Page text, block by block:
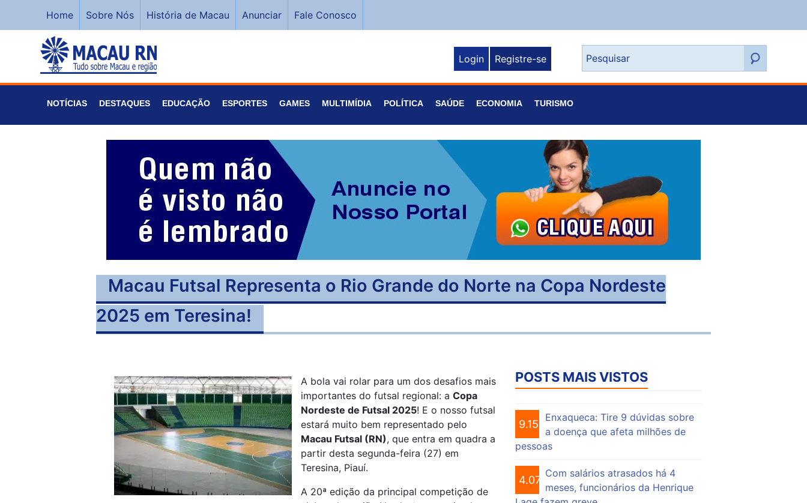
Home Sobre Nós História de Macau Anunciar Fale Conosco
Login Registre-se
NOTÍCIAS DESTAQUES EDUCAÇÃO ESPORTES GAMES MULTIMÍDIA POLÍTICA SAÚDE ECONOMIA TURISMO
Macau Futsal Representa o Rio Grande do Norte na Copa Nordeste
2025 em Teresina!
A bola vai rolar para um dos desafios mais
importantes do futsal regional: aCopa
Nordeste de Futsal 2025! E o nosso futsal
estará muito bem representado pelo
Macau Futsal (RN), que entra em quadra a
partir desta segunda-feira (27) em
Teresina, Piauí.
A 20ª edição da principal competição de
POSTS MAIS VISTOS
9.156
Enxaqueca: Tire 9 dúvidas sobre
a doença que afeta milhões de
pessoas
4.076
Com salários atrasados há 4
meses, funcionários da Henrique